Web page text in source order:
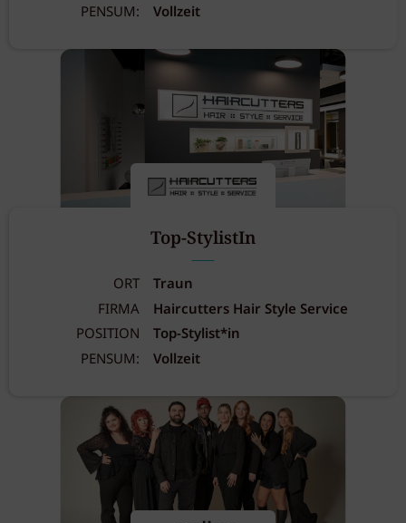
PENSUM:
Vollzeit
Top-StylistIn
ORT
Traun
FIRMA
Haircutters Hair Style Service
POSITION
Top-Stylist*in
PENSUM:
Vollzeit